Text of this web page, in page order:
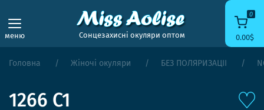
меню Сонцезахисні окуляри оптом
0
0.00$
Головна Жіночі окуляри БЕЗ ПОЛЯРИЗАЦІЇ
1266 C1